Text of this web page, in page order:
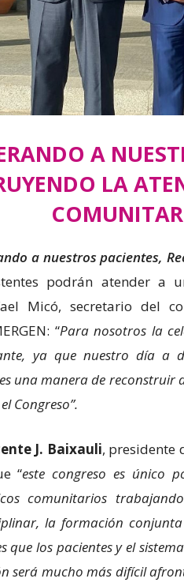
A
LA
a nuestros pacientes,
podrán atender a
Micó, secretario del
“Para nosotros la
ya que nuestro día a
una manera de reconstruir
Congreso”.
J. Baixauli, presidente
“este congreso es único
comunitarios
la formación
que los pacientes y el
será mucho más difícil